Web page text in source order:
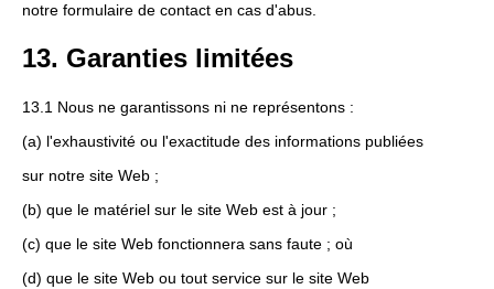
notre formulaire de contact en cas d'abus.
13. Garanties limitées
13.1 Nous ne garantissons ni ne représentons :
(a) l'exhaustivité ou l'exactitude des informations publiées
sur notre site Web ;
(b) que le matériel sur le site Web est à jour ;
(c) que le site Web fonctionnera sans faute ; où
(d) que le site Web ou tout service sur le site Web